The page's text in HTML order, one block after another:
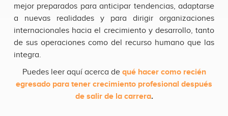
mejor preparados para anticipar tendencias, adaptarse
a nuevas realidades y para dirigir organizaciones
internacionales hacia el crecimiento y desarrollo, tanto
de sus operaciones como del recurso humano que las
integra.
Puedes leer aquí acerca de qué hacer como recién
egresado para tener crecimiento profesional después
de salir de la carrera.